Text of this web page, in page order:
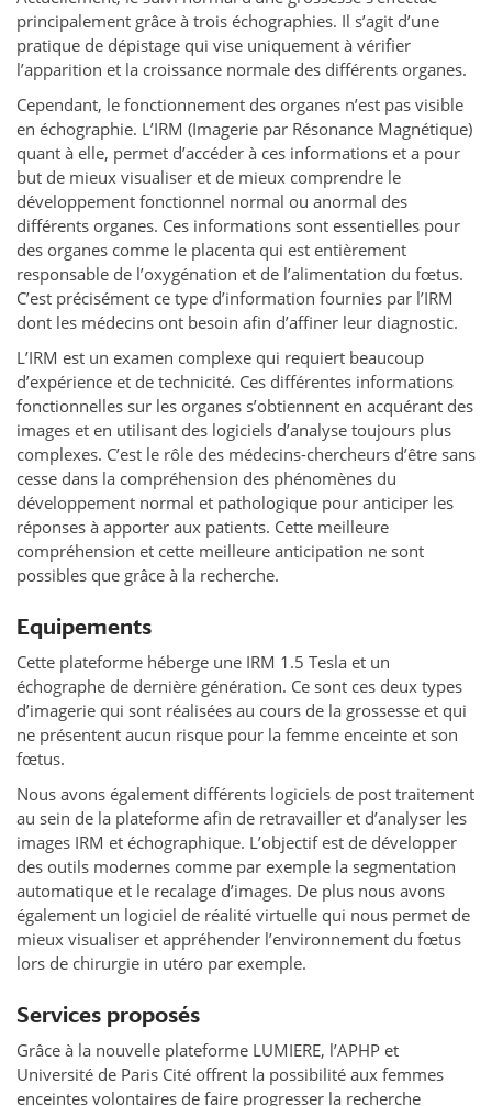
principalement grâce à trois échographies. Il s’agit d’une
pratique de dépistage qui vise uniquement à vérifier
l’apparition et la croissance normale des différents organes.
Cependant, le fonctionnement des organes n’est pas visible
en échographie. L’IRM (Imagerie par Résonance Magnétique)
quant à elle, permet d’accéder à ces informations et a pour
but de mieux visualiser et de mieux comprendre le
développement fonctionnel normal ou anormal des
différents organes. Ces informations sont essentielles pour
des organes comme le placenta qui est entièrement
responsable de l’oxygénation et de l’alimentation du fœtus.
C’est précisément ce type d’information fournies par l’IRM
dont les médecins ont besoin afin d’affiner leur diagnostic.
L’IRM est un examen complexe qui requiert beaucoup
d’expérience et de technicité. Ces différentes informations
fonctionnelles sur les organes s’obtiennent en acquérant des
images et en utilisant des logiciels d’analyse toujours plus
complexes. C’est le rôle des médecins-chercheurs d’être sans
cesse dans la compréhension des phénomènes du
développement normal et pathologique pour anticiper les
réponses à apporter aux patients. Cette meilleure
compréhension et cette meilleure anticipation ne sont
possibles que grâce à la recherche.
Equipements
Cette plateforme héberge une IRM 1.5 Tesla et un
échographe de dernière génération. Ce sont ces deux types
d’imagerie qui sont réalisées au cours de la grossesse et qui
ne présentent aucun risque pour la femme enceinte et son
fœtus.
Nous avons également différents logiciels de post traitement
au sein de la plateforme afin de retravailler et d’analyser les
images IRM et échographique. L’objectif est de développer
des outils modernes comme par exemple la segmentation
automatique et le recalage d’images. De plus nous avons
également un logiciel de réalité virtuelle qui nous permet de
mieux visualiser et appréhender l’environnement du fœtus
lors de chirurgie in utéro par exemple.
Services proposés
Grâce à la nouvelle plateforme LUMIERE, l’APHP et
Université de Paris Cité offrent la possibilité aux femmes
enceintes volontaires de faire progresser la recherche